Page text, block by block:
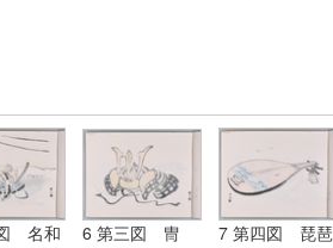
名和
6 第三図 冑 7 第四図 琵琶